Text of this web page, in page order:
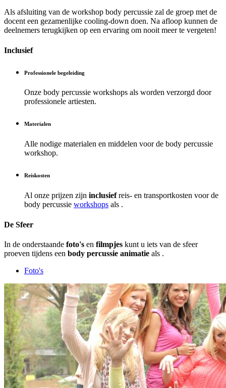
Als afsluiting van de workshop body percussie zal de groep met de
docent een gezamenlijke cooling-down doen. Na afloop kunnen de
deelnemers terugkijken op een ervaring om nooit meer te vergeten!
Inclusief
Professionele begeleiding
Onze body percussie workshops als worden verzorgd door
professionele artiesten.
Materialen
Alle nodige materialen en middelen voor de body percussie
workshop.
Reiskosten
Al onze prijzen zijn inclusiefreis- en transportkosten voor de
body percussie workshops als .
De Sfeer
In de onderstaande foto's en filmpjes kunt u iets van de sfeer
proeven tijdens een body percussie animatie als .
Foto's